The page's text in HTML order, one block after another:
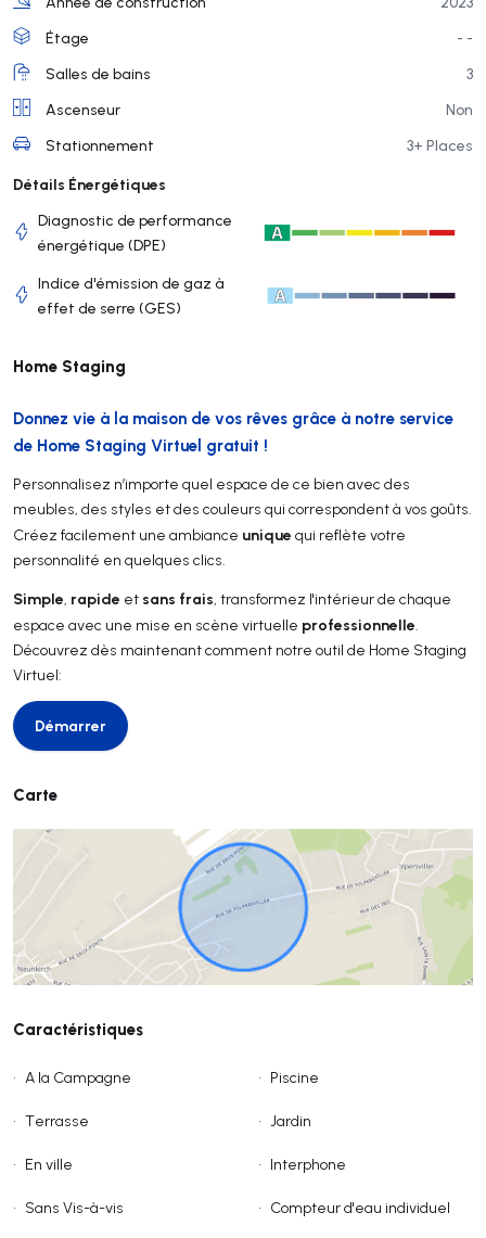
Étage
- -
Salles de bains
3
Ascenseur
Non
Stationnement
3+ Places
Détails Énergétiques
Diagnostic de performance
énergétique (DPE)
Indice d'émission de gaz à
effet de serre (GES)
Home Staging
Donnez vie à la maison de vos rêves grâce à notre service
de Home Staging Virtuel gratuit !
Personnalisez n’importe quel espace de ce bien avec des
meubles, des styles et des couleurs qui correspondent à vos goûts.
Créez facilement une ambiance unique qui reflète votre
personnalité en quelques clics.
Simple, rapide et sans frais, transformez l'intérieur de chaque
espace avec une mise en scène virtuelle professionnelle.
Découvrez dès maintenant comment notre outil de Home Staging
Virtuel:
Démarrer
Démarrer
Carte
Caractéristiques
• A la Campagne • Piscine
• Terrasse • Jardin
• En ville • Interphone
• Sans Vis-à-vis • Compteur d'eau individuel